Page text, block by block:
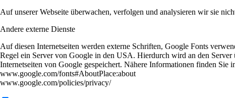
Auf unserer Webseite überwachen, verfolgen und analysieren wir sie
Andere externe Dienste
Auf diesen Internetseiten werden externe Schriften, Google Fonts
Regel ein Server von Google in den USA. Hierdurch wird an den Server
Internetseiten von Google gespeichert. Nähere Informationen finden
www.google.com/fonts#AboutPlace:about
www.google.com/policies/privacy/